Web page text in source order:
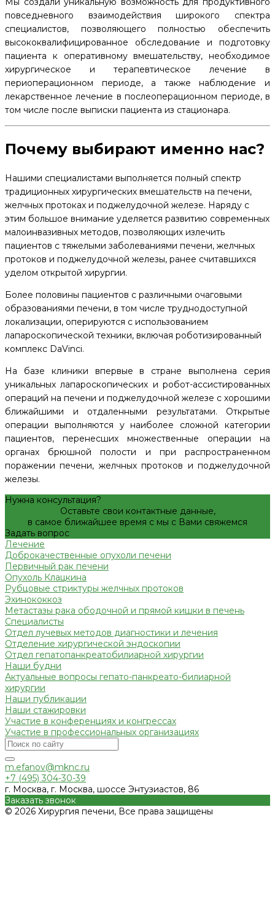
повседневного взаимодействия широкого спектра
специалистов, позволяющего полностью обеспечить
высококвалифицированное обследование и подготовку
пациента к оперативному вмешательству, необходимое
хирургическое и терапевтическое лечение в
периоперационном периоде, а также наблюдение и
лекарственное лечение в послеоперационном периоде, в
том числе после выписки пациента из стационара.
Почему выбирают именно нас?
Нашими специалистами выполняется полный спектр
традиционных хирургических вмешательств на печени,
желчных протоках и поджелудочной железе. Наряду с
этим большое внимание уделяется развитию современных
малоинвазивных методов, позволяющих излечить
пациентов с тяжелыми заболеваниями печени, желчных
протоков и поджелудочной железы, ранее считавшихся
уделом открытой хирургии.
Более половины пациентов с различными очаговыми
образованиями печени, в том числе труднодоступной
локализации, оперируются с использованием
лапароскопической техники, включая роботизированный
комплекс DaVinci.
На базе клиники впервые в стране выполнена серия
уникальных лапароскопических и робот-ассистированных
операций на печени и поджелудочной железе с хорошими
ближайшими и отдаленными результатами. Открытые
операции выполняются у наиболее сложной категории
пациентов, перенесших множественные операции на
органах брюшной полости и при распространенном
поражении печени, желчных протоков и поджелудочной
железы.
Нужна консультация?
Оставьте свои контактные данные,
в самое ближайшее время с мы с Вами свяжемся
Задать вопрос
Лечение
Доброкачественные опухоли печени
Первичный рак печени
Опухоль Клацкина
Рубцовые стриктуры желчных протоков
Эхинококкоз
Метастазы рака ободочной и прямой кишки в печень
Специалисты
Отдел лучевых методов диагностики и лечения
Отделение хирургической эндоскопии
Отдел гепатопанкреатобилиарной хирургии
Наши будни
Актуальные вопросы гепато-панкреато-билиарной
хирургии
Наши публикации
Наши стажировки
Участие в конференциях и конгрессах
Участие в профессиональных организациях
m.efanov@mknc.ru
+7 (495) 304-30-39
г. Москва, г. Москва, шоссе Энтузиастов, 86
Заказать звонок
© 2026 Хирургия печени, Все права защищены